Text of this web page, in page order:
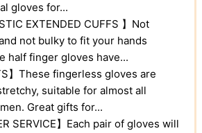
gloves for...
EXTENDED CUFFS 】Not
not bulky to fit your hands
half finger gloves have...
】These fingerless gloves are
suitable for almost all
Great gifts for...
SERVICE】Each pair of gloves will